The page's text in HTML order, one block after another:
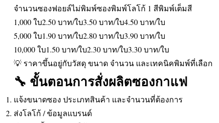
จำนวนซองฟอยล์ไม่พิมพ์ซองพิมพ์โลโก้ 1 สีพิมพ์เต็มสี
1,000 ใบ2.50 บาท/ใบ3.50 บาท/ใบ4.50 บาท/ใบ
5,000 ใบ1.90 บาท/ใบ2.80 บาท/ใบ3.90 บาท/ใบ
10,000 ใบ1.50 บาท/ใบ2.30 บาท/ใบ3.30 บาท/ใบ
💡 ราคาขึ้นอยู่กับวัสดุ ขนาด จำนวน และเทคนิคพิมพ์ที่เลือก
🔧 ขั้นตอนการสั่งผลิตซองกาแฟ
แจ้งขนาดซอง ประเภทสินค้า และจำนวนที่ต้องการ
ส่งโลโก้ / ข้อมูลแบรนด์